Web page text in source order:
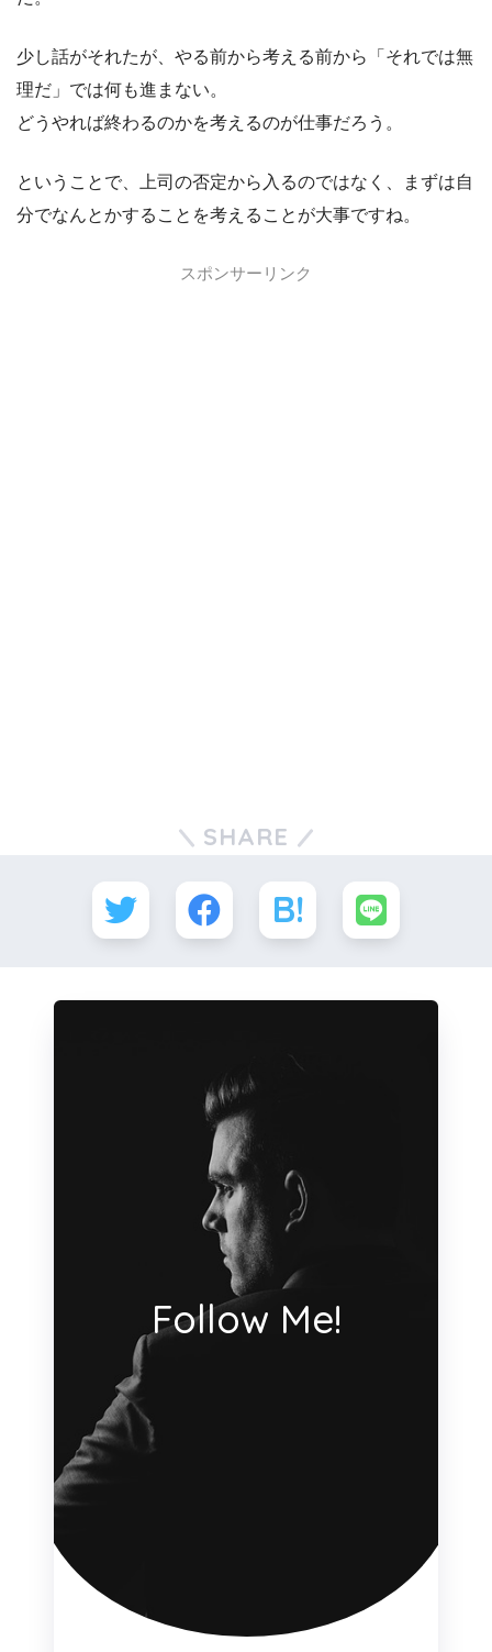
少し話がそれたが、やる前から考える前から「それでは無
理だ」では何も進まない。
どうやれば終わるのかを考えるのが仕事だろう。
ということで、上司の否定から入るのではなく、まずは自
分でなんとかすることを考えることが大事ですね。
スポンサーリンク
SHARE
Follow Me!